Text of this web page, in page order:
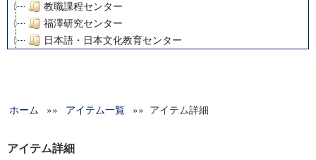
教職課程センター
福澤研究センター
日本語・日本文化教育センター
グローバルリサーチインスティテュート
科学研究費補助金研究成果報告書
ホーム »» アイテム一覧 »» アイテム詳細
アイテム詳細